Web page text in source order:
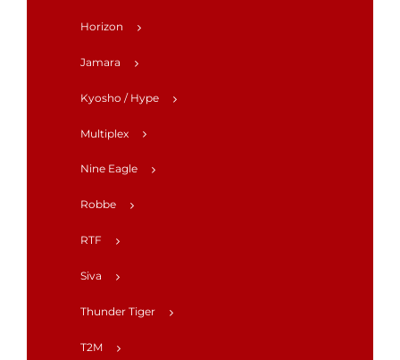
Horizon
Jamara
Kyosho / Hype
Multiplex
Nine Eagle
Robbe
RTF
Siva
Thunder Tiger
T2M